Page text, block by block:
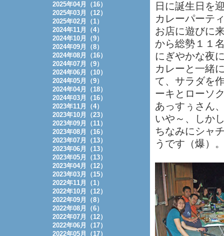
日に誕生日を
カレーパーテ
お店に遊びに
から総勢１１
にぎやかな夜
カレーと一緒
て、サラダを
ーキとローソ
あっすぅさん
いや～、しか
ちなみにシャ
うです（爆）
2025年04月（16）
2025年03月（12）
2025年02月（1）
2024年11月（4）
2024年10月（9）
2024年09月（8）
2024年08月（16）
2024年07月（9）
2024年06月（10）
2024年05月（9）
2024年04月（18）
2024年03月（16）
2023年11月（4）
2023年10月（23）
2023年09月（11）
2023年08月（16）
2023年07月（13）
2023年06月（13）
2023年05月（13）
2023年04月（12）
2023年03月（15）
2022年11月（1）
2022年10月（12）
2022年09月（8）
2022年08月（6）
2022年07月（12）
2022年06月（17）
2022年05月（17）